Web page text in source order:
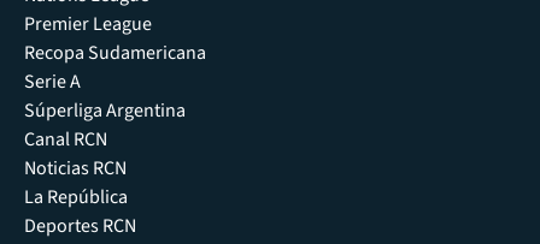
Premier League
Recopa Sudamericana
Serie A
Súperliga Argentina
Canal RCN
Noticias RCN
La República
Deportes RCN